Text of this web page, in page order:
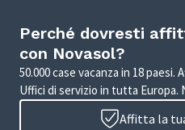
Perché dovresti
con Novasol?
50.000 case vacanza in 18 paesi.
Uffici di servizio in tutta Europa.
Affitta la